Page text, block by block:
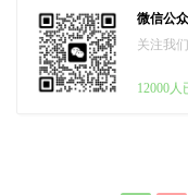
微信公
关注我
12000人